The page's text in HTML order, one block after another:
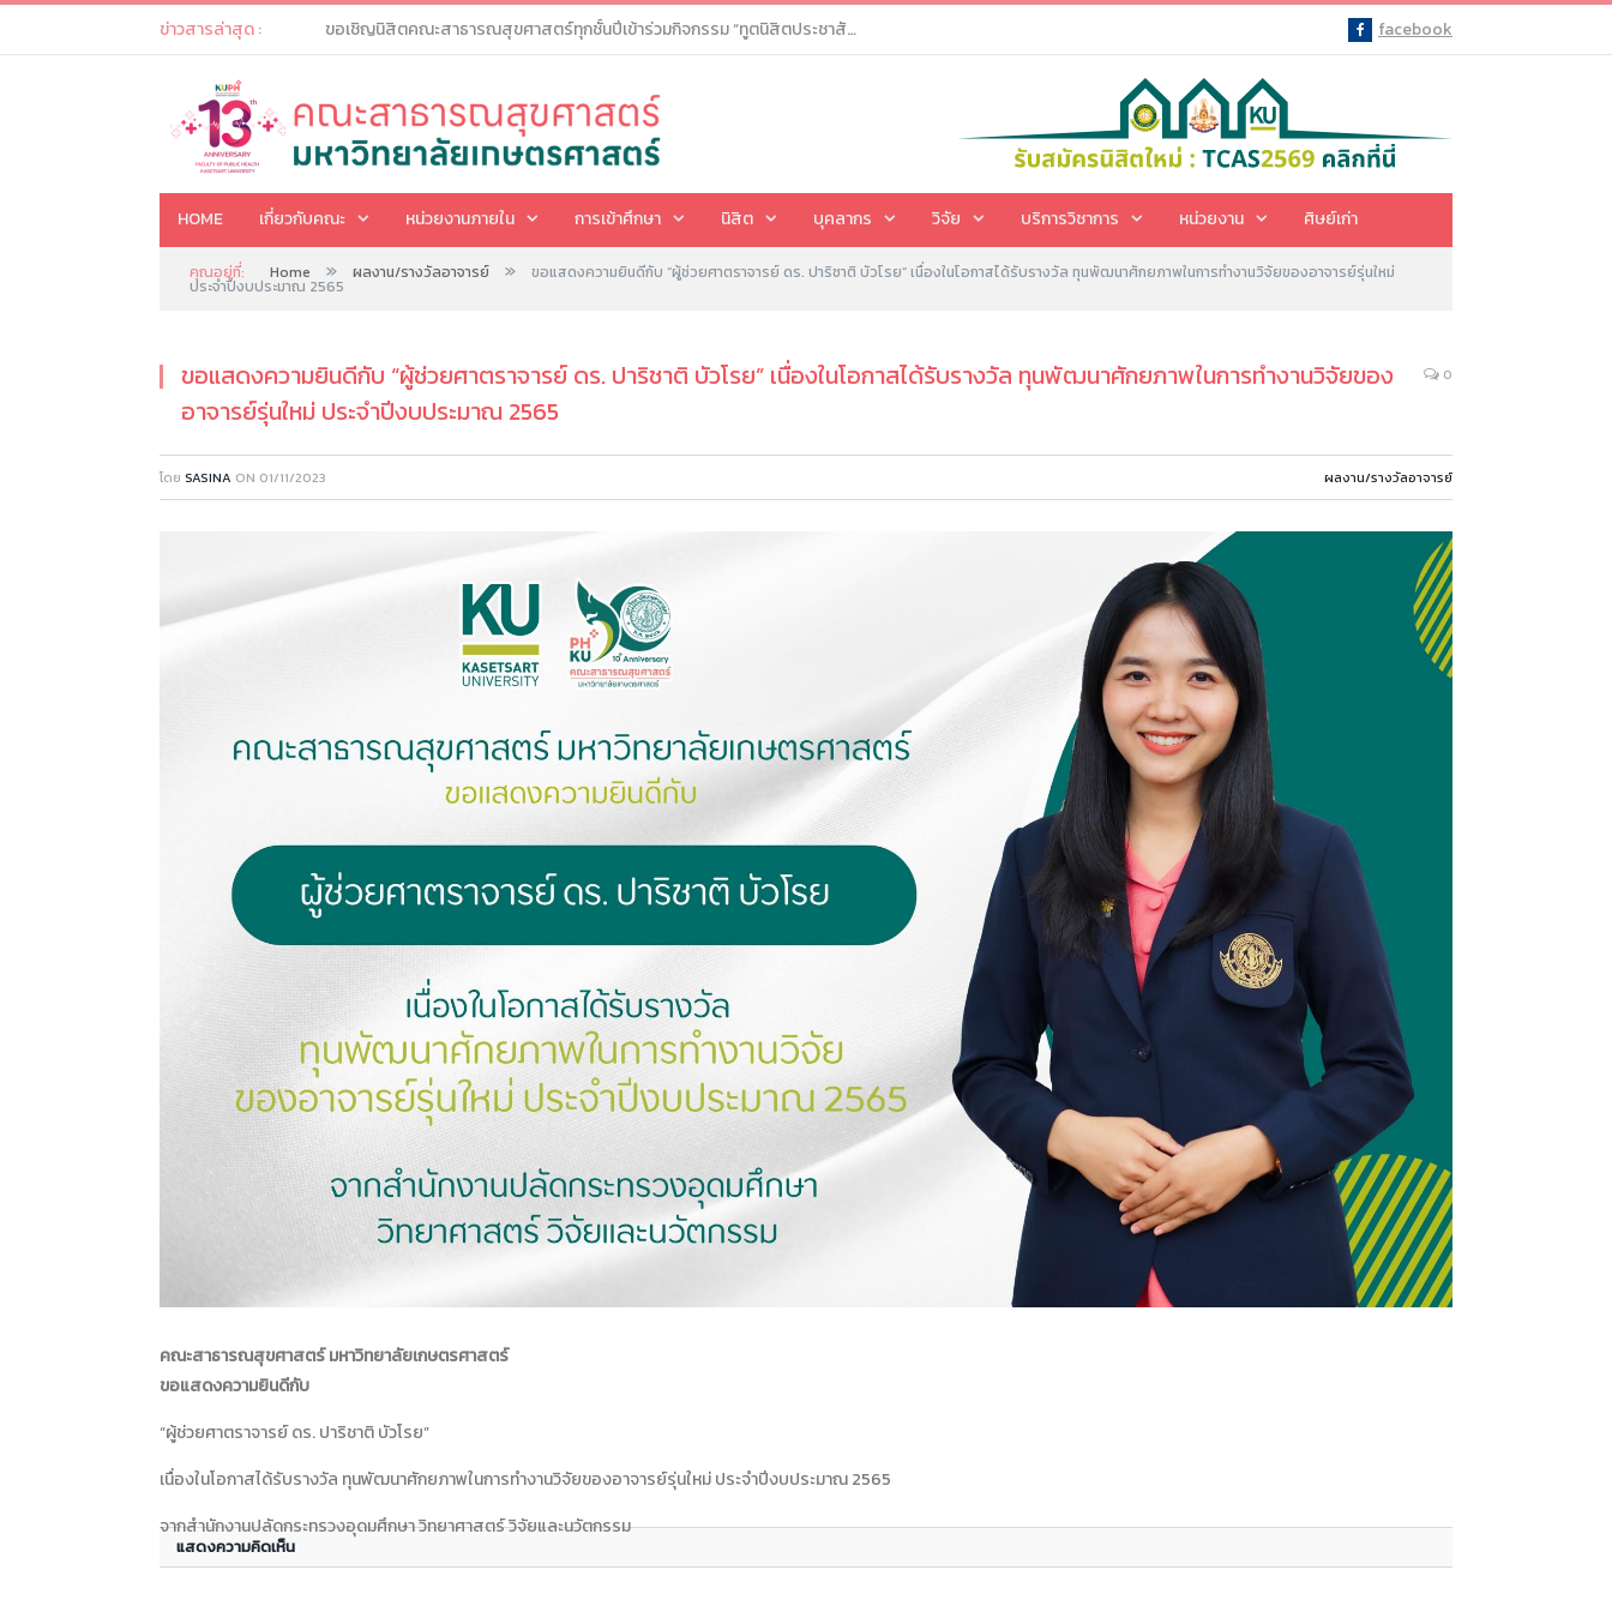
ข่าวสารล่าสุด : ขอเชิญนิสิตคณะสาธารณสุขศาสตร์ทุกชั้นปีเข้าร่วมกิจกรรม “ทูตนิสิตประชาสัมพันธ์วิเทศสัมพันธ์คณะสาธารณสุขศาสตร์ : PR and International Relations Student Ambassadors KUPH” Facebook
facebook
HOME เกี่ยวกับคณะ หน่วยงานภายใน การเข้าศึกษา นิสิต บุคลากร วิจัย บริการวิชาการ หน่วยงาน ศิษย์เก่า
คุณอยู่ที่: Home » ผลงาน/รางวัลอาจารย์ » ขอแสดงความยินดีกับ “ผู้ช่วยศาตราจารย์ ดร. ปาริชาติ บัวโรย” เนื่องในโอกาสได้รับรางวัล ทุนพัฒนาศักยภาพในการทำงานวิจัยของอาจารย์รุ่นใหม่
ประจำปีงบประมาณ 2565
ขอแสดงความยินดีกับ “ผู้ช่วยศาตราจารย์ ดร. ปาริชาติ บัวโรย” เนื่องในโอกาสได้รับรางวัล ทุนพัฒนาศักยภาพในการทำงานวิจัยของ
อาจารย์รุ่นใหม่ ประจำปีงบประมาณ 2565
0
โดย SASINA ON 01/11/2023 ผลงาน/รางวัลอาจารย์
คณะสาธารณสุขศาสตร์ มหาวิทยาลัยเกษตรศาสตร์
ขอแสดงความยินดีกับ
“ผู้ช่วยศาตราจารย์ ดร. ปาริชาติ บัวโรย”
เนื่องในโอกาสได้รับรางวัล ทุนพัฒนาศักยภาพในการทำงานวิจัยของอาจารย์รุ่นใหม่ ประจำปีงบประมาณ 2565
จากสำนักงานปลัดกระทรวงอุดมศึกษา วิทยาศาสตร์ วิจัยและนวัตกรรม
แสดงความคิดเห็น